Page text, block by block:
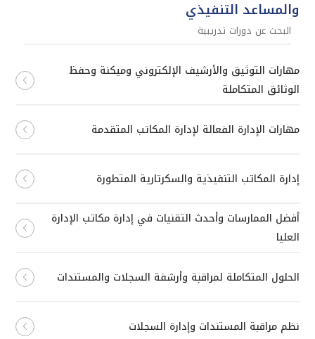
والمساعد التنفيذي
مهارات التوثيق والأرشيف الإلكتروني وميكنة وحفظ
الوثائق المتكاملة
مهارات الإدارة الفعالة لإدارة المكاتب المتقدمة
إدارة المكاتب التنفيذية والسكرتارية المتطورة
أفضل الممارسات وأحدث التقنيات في إدارة مكاتب الإدارة
العليا
الحلول المتكاملة لمراقبة وأرشفة السجلات والمستندات
نظم مراقبة المستندات وإدارة السجلات